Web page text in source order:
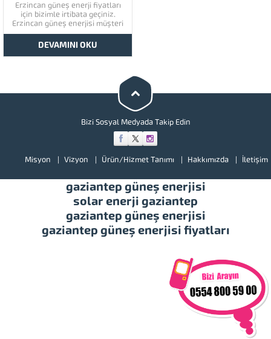
Erzincan güneş enerji fiyatları
için bizimle irtibata geçiniz.
Erzincan güneş enerjisi müşteri
memnuniyetine çok önem
vermektedir. Erzincan güneş
enerjisinin kaliteli ürünlerini
görmek için lütfen ürünlerimize
illerimizde hizmet vermekteyiz.
Tüm soru,...
DEVAMINI OKU
Bizi Sosyal Medyada Takip Edin
Misyon Vizyon Ürün/Hizmet Tanımı Hakkımızda İletişim
gaziantep güneş enerjisi
solar enerji gaziantep
gaziantep güneş enerjisi
gaziantep güneş enerjisi fiyatları